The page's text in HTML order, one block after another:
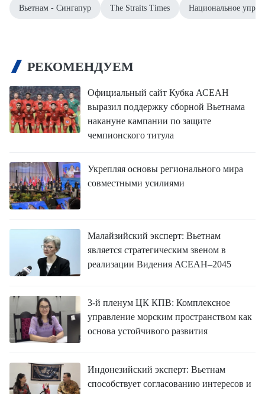
Вьетнам - Сингапур The Straits Times Национальное
РЕКОМЕНДУЕМ
Официальный сайт Кубка АСЕАН
выразил поддержку сборной Вьетнама
накануне кампании по защите
чемпионского титула
Укрепляя основы регионального мира
совместными усилиями
Малайзийский эксперт: Вьетнам
является стратегическим звеном в
реализации Видения АСЕАН–2045
3-й пленум ЦК КПВ: Комплексное
управление морским пространством как
основа устойчивого развития
Индонезийский эксперт: Вьетнам
способствует согласованию интересов и